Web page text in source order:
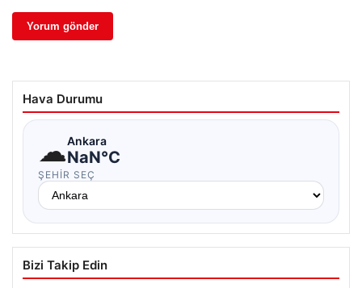
Hava Durumu
☁Ankara
NaN°C
ŞEHIR SEÇ
Bizi Takip Edin